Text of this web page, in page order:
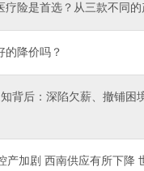
疗险是首选？从三款不同
的降价吗？
背后：深陷欠薪、撤铺困
产加剧 西南供应有所下降